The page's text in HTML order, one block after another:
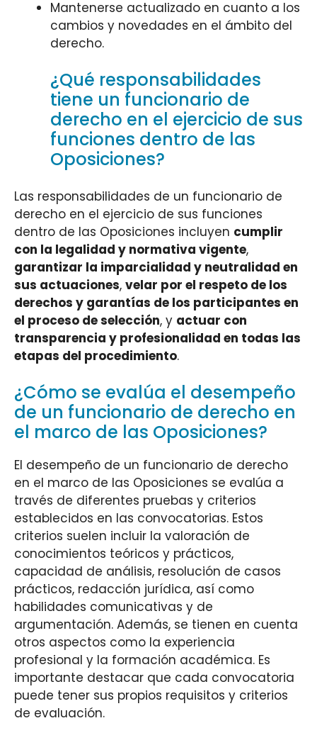
Mantenerse actualizado en cuanto a los
cambios y novedades en el ámbito del
derecho.
¿Qué responsabilidades
tiene un funcionario de
derecho en el ejercicio de sus
funciones dentro de las
Oposiciones?
Las responsabilidades de un funcionario de
derecho en el ejercicio de sus funciones
dentro de las Oposiciones incluyen cumplir
con la legalidad y normativa vigente,
garantizar la imparcialidad y neutralidad en
sus actuaciones, velar por el respeto de los
derechos y garantías de los participantes en
el proceso de selección, y actuar con
transparencia y profesionalidad en todas las
etapas del procedimiento.
¿Cómo se evalúa el desempeño
de un funcionario de derecho en
el marco de las Oposiciones?
El desempeño de un funcionario de derecho
en el marco de las Oposiciones se evalúa a
través de diferentes pruebas y criterios
establecidos en las convocatorias. Estos
criterios suelen incluir la valoración de
conocimientos teóricos y prácticos,
capacidad de análisis, resolución de casos
prácticos, redacción jurídica, así como
habilidades comunicativas y de
argumentación. Además, se tienen en cuenta
otros aspectos como la experiencia
profesional y la formación académica. Es
importante destacar que cada convocatoria
puede tener sus propios requisitos y criterios
de evaluación.